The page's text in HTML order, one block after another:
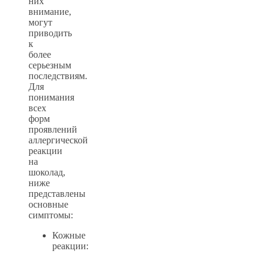
внимание,
могут
приводить
к
более
серьезным
последствиям.
Для
понимания
всех
форм
проявлений
аллергической
реакции
на
шоколад,
ниже
представлены
основные
симптомы:
Кожные
реакции: